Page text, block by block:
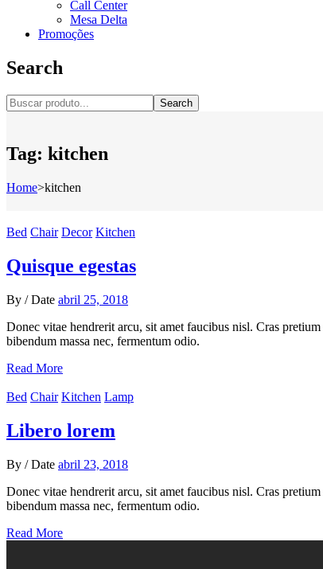
Call Center
Mesa Delta
Promoções
Search
Search
Tag: kitchen
Home>kitchen
Bed Chair Decor Kitchen
Quisque egestas
By / Date abril 25, 2018
Donec vitae hendrerit arcu, sit amet faucibus nisl. Cras
bibendum massa nec, fermentum odio.
Read More
Bed Chair Kitchen Lamp
Libero lorem
By / Date abril 23, 2018
Donec vitae hendrerit arcu, sit amet faucibus nisl. Cras
bibendum massa nec, fermentum odio.
Read More